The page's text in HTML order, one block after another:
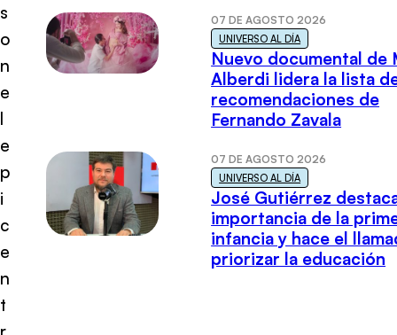
s
o
n
e
l
e
p
i
c
e
n
t
07 DE AGOSTO 2026
UNIVERSO AL DÍA
Nuevo documental de
Alberdi lidera la lista
recomendaciones de
Fernando Zavala
07 DE AGOSTO 2026
UNIVERSO AL DÍA
José Gutiérrez
importancia de la
infancia y hace el
priorizar la educación